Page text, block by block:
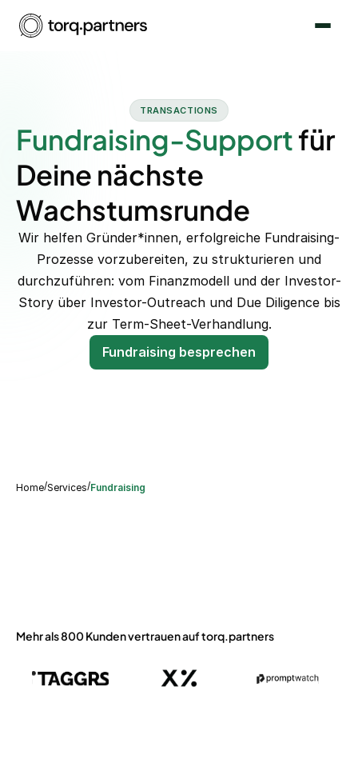
TRANSACTIONS
Fundraising-Supportfür
Deine nächste
Wachstumsrunde
Wir helfen Gründer*innen, erfolgreiche Fundraising-
Prozesse vorzubereiten, zu strukturieren und
durchzuführen: vom Finanzmodell und der Investor-
Story über Investor-Outreach und Due Diligence bis
zur Term-Sheet-Verhandlung.
Fundraising besprechen
Home/Services/Fundraising
Mehr als 800 Kunden vertrauen auf torq.partners